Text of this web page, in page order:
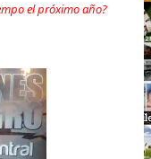
el próximo año?